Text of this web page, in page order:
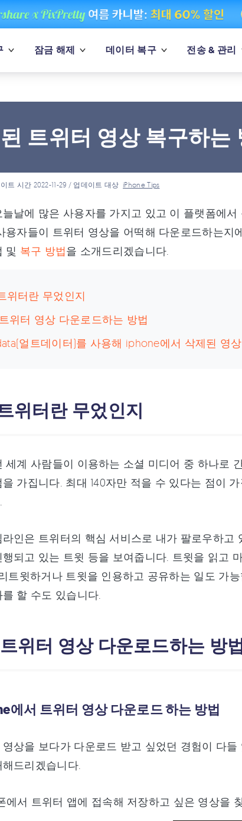
잠금 해제 데이터 복구 전송 & 관리
트위터 영상 복구하는
트 시간 2022-11-29 / 업데이트 대상iPhone Tips
날에 많은 사용자를 가지고 있고 이 플랫폼에
용자들이 트위터 영상을 어떡해 다운로드하는
및 복구 방법을 소개드리겠습니다.
위터란 무었인지
위터 영상 다운로드하는 방법
얼트데이터)를 사용해 iphone에서 삭제된 영
위터란 무었인지
세계 사람들이 이용하는 소셜 미디어 중 하나로
가집니다. 최대 140자만 적을 수 있다는 점이
인은 트위터의 핵심 서비스로 내가 팔로우하
되고 있는 트윗 등을 보여줍니다. 트윗을 읽고
트윗하거나 트윗을 인용하고 공유하는 일도 가
할 수도 있습니다.
위터 영상 다운로드하는 방
에서 트위터 영상 다운로드 하는 방법
상을 보다가 다운로드 받고 싶었던 경험이 다
드리겠습니다.
에서 트위터 앱에 접속해 저장하고 싶은 영상을